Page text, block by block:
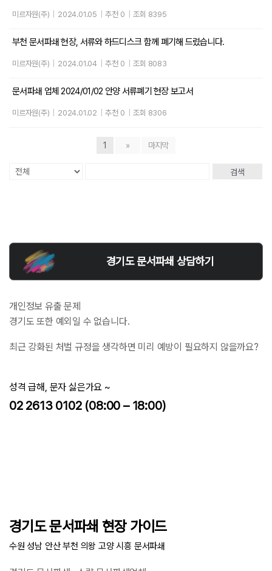
미르자원(주) 2024.01.05 추천 0 조회 8395
부천 문서파쇄 현장, 서류와 하드디스크 함께 폐기해 드렸습니다.
미르자원(주) 2024.01.04 추천 0 조회 8083
문서파쇄 업체 2024/01/02 안양 서류폐기 현장 보고서
미르자원(주) 2024.01.02 추천 0 조회 8306
1 » 마지막
검색
경기도 문서파쇄 상담하기
개인정보 유출 문제
경기도 또한 예외일 수 없습니다.
최근 강화된 처벌 규정을 생각하면 미리 예방이 필요하지 않을까요?
성격 급해, 문자 싫은가요 ~
02 2613 0102 (08:00 – 18:00)
경기도 문서파쇄 현장 가이드
수원 성남 안산 부천 의왕 고양 시흥 문서파쇄